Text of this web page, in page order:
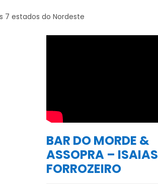
7 estados do Nordeste
BAR DO MORDE &
ASSOPRA – ISAIAS
FORROZEIRO